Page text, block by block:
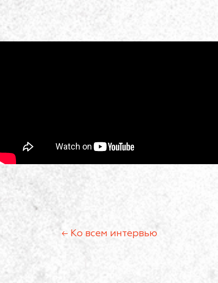
← Ко всем интервью